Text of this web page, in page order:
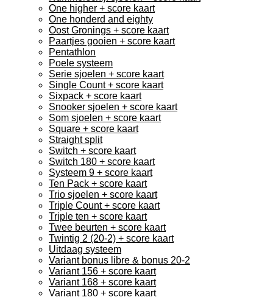
One higher + score kaart
One honderd and eighty
Oost Gronings + score kaart
Paartjes gooien + score kaart
Pentathlon
Poele systeem
Serie sjoelen + score kaart
Single Count + score kaart
Sixpack + score kaart
Snooker sjoelen + score kaart
Som sjoelen + score kaart
Square + score kaart
Straight split
Switch + score kaart
Switch 180 + score kaart
Systeem 9 + score kaart
Ten Pack + score kaart
Trio sjoelen + score kaart
Triple Count + score kaart
Triple ten + score kaart
Twee beurten + score kaart
Twintig 2 (20-2) + score kaart
Uitdaag systeem
Variant bonus libre & bonus 20-2
Variant 156 + score kaart
Variant 168 + score kaart
Variant 180 + score kaart